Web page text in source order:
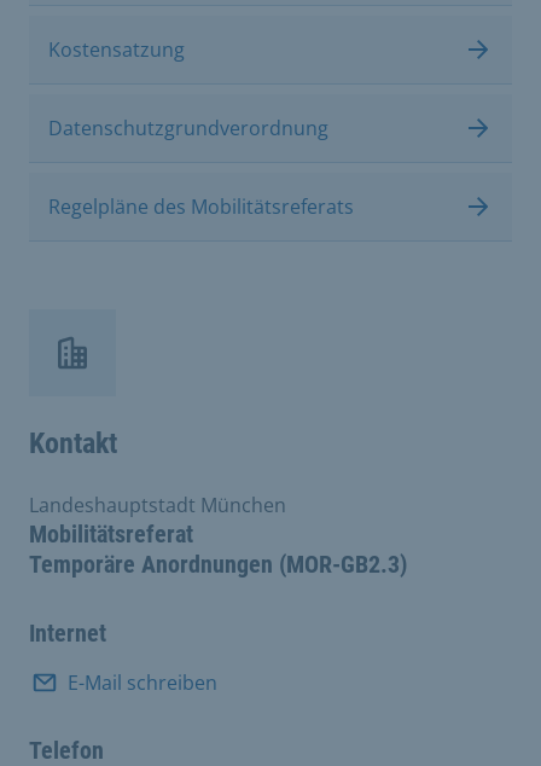
Kostensatzung
Datenschutzgrundverordnung
Regelpläne des Mobilitätsreferats
Kontakt
Mobilitätsreferat
Temporäre Anordnungen (MOR-GB2.3)
Landeshauptstadt München
Internet
E-Mail schreiben
Telefon